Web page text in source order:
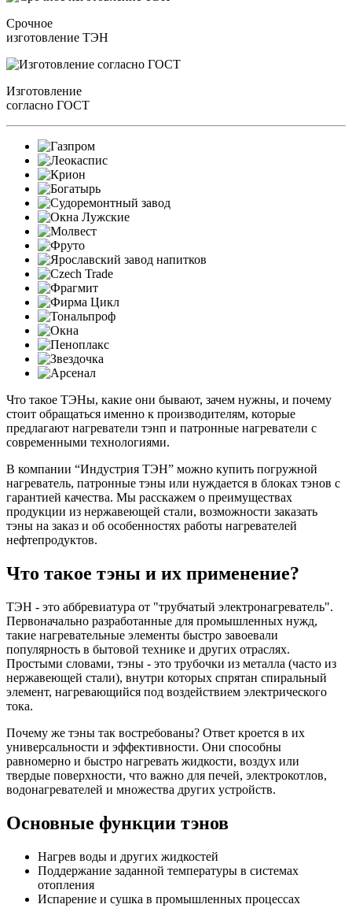
Срочное
изготовление ТЭН
Изготовление
согласно ГОСТ
Что такое ТЭНы, какие они бывают, зачем нужны, и почему
стоит обращаться именно к производителям, которые
предлагают нагреватели тэнп и патронные нагреватели с
современными технологиями.
В компании “Индустрия ТЭН” можно купить погружной
нагреватель, патронные тэны или нуждается в блоках тэнов с
гарантией качества. Мы расскажем о преимуществах
продукции из нержавеющей стали, возможности заказать
тэны на заказ и об особенностях работы нагревателей
нефтепродуктов.
Что такое тэны и их применение?
ТЭН - это аббревиатура от "трубчатый электронагреватель".
Первоначально разработанные для промышленных нужд,
такие нагревательные элементы быстро завоевали
популярность в бытовой технике и других отраслях.
Простыми словами, тэны - это трубочки из металла (часто из
нержавеющей стали), внутри которых спрятан спиральный
элемент, нагревающийся под воздействием электрического
тока.
Почему же тэны так востребованы? Ответ кроется в их
универсальности и эффективности. Они способны
равномерно и быстро нагревать жидкости, воздух или
твердые поверхности, что важно для печей, электрокотлов,
водонагревателей и множества других устройств.
Основные функции тэнов
Нагрев воды и других жидкостей
Поддержание заданной температуры в системах
отопления
Испарение и сушка в промышленных процессах